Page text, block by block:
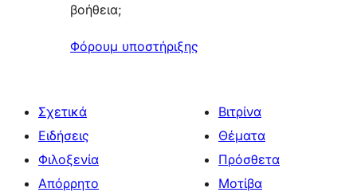
βοήθεια;
Φόρουμ υποστήριξης
Σχετικά
Ειδήσεις
Φιλοξενία
Απόρρητο
Βιτρίνα
Θέματα
Πρόσθετα
Μοτίβα